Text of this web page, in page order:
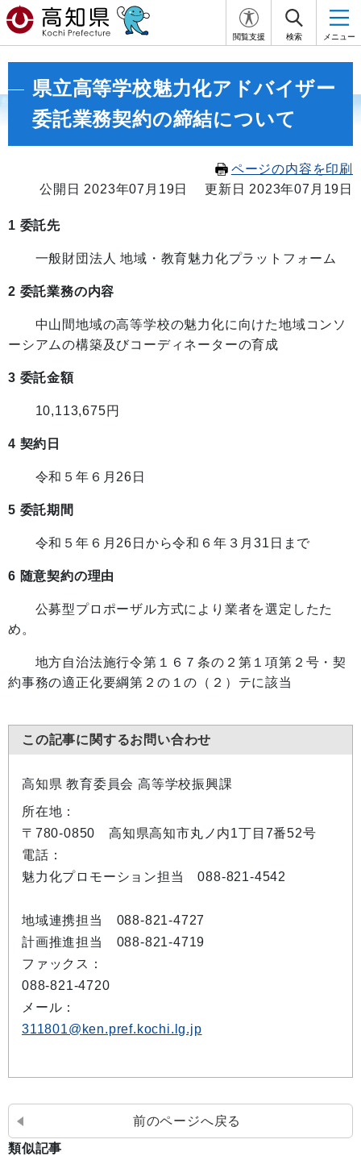
閲覧支援 検索 メニュー
県立高等学校魅力化アドバイザー
委託業務契約の締結について
ページの内容を印刷
公開日 2023年07月19日
更新日 2023年07月19日
1 委託先
一般財団法人 地域・教育魅力化プラットフォーム
2 委託業務の内容
中山間地域の高等学校の魅力化に向けた地域コンソ
ーシアムの構築及びコーディネーターの育成
3 委託金額
10,113,675円
4 契約日
令和５年６月26日
5 委託期間
令和５年６月26日から令和６年３月31日まで
6 随意契約の理由
公募型プロポーザル方式により業者を選定したた
め。
地方自治法施行令第１６７条の２第１項第２号・契
約事務の適正化要綱第２の１の（２）テに該当
この記事に関するお問い合わせ
高知県 教育委員会 高等学校振興課
所在地：
〒780-0850 高知県高知市丸ノ内1丁目7番52号
電話：
魅力化プロモーション担当 088-821-4542
地域連携担当 088-821-4727
計画推進担当 088-821-4719
ファックス：
088-821-4720
メール：
311801@ken.pref.kochi.lg.jp
前のページへ戻る
類似記事